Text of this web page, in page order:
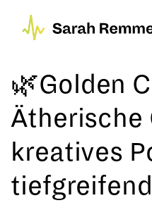
🌿Golden
Ätherische
kreatives